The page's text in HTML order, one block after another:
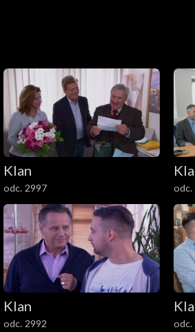
Klan
odc. 2997 odc.
Klan
odc. 2992 odc.